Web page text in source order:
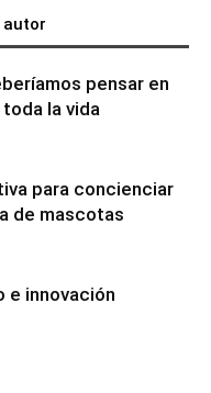
autor
pensar en
la vida
para concienciar
de mascotas
e innovación